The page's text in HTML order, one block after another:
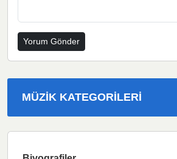
MÜZIK KATEGORILERI